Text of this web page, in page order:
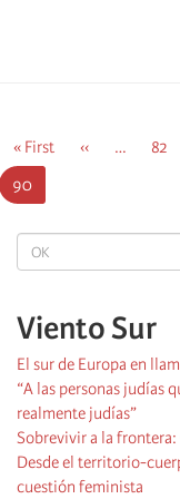
OK
Viento Sur
El sur de Europa en
“A las personas judías
realmente judías”
Sobrevivir a la
Desde el territorio-
cuestión feminista
First
page
« First
Previous
‹‹ … 82
Current
page
90